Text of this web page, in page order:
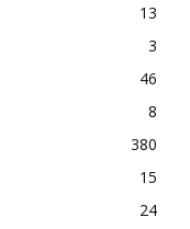
13
3
46
8
380
15
24